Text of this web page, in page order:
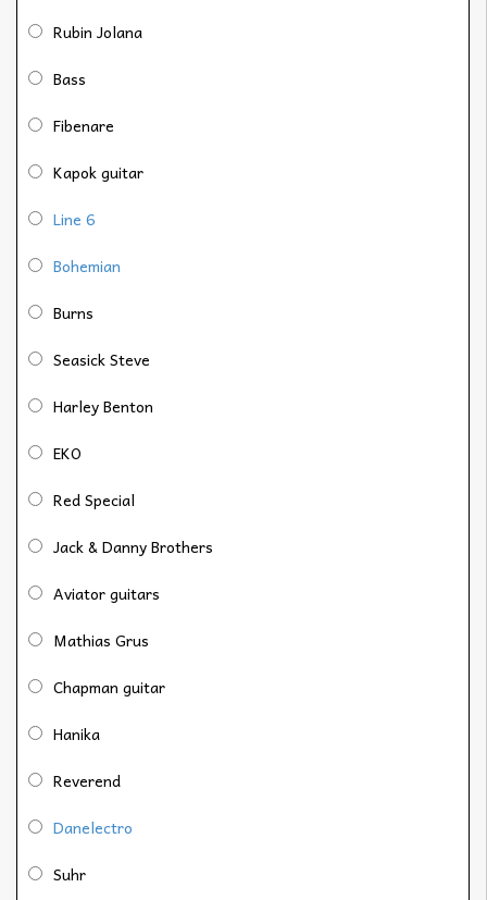
Rubin Jolana
Bass
Fibenare
Kapok guitar
Line 6
Bohemian
Burns
Seasick Steve
Harley Benton
EKO
Red Special
Jack & Danny Brothers
Aviator guitars
Mathias Grus
Chapman guitar
Hanika
Reverend
Danelectro
Suhr